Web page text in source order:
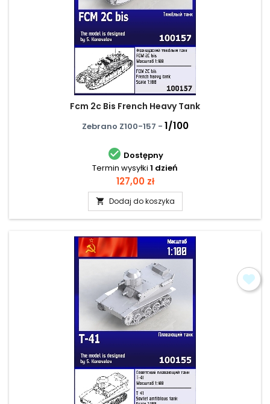
Fcm 2c Bis French Heavy Tank
Zebrano Z100-157 - 1/100
 Dostępny
Termin wysyłki 1 dzień
Cena
127,00 zł
 Dodaj do koszyka